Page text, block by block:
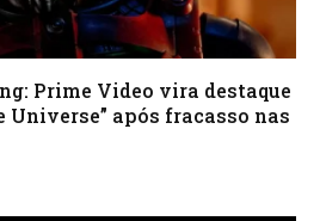
Prime Video vira destaque
Universe” após fracasso nas